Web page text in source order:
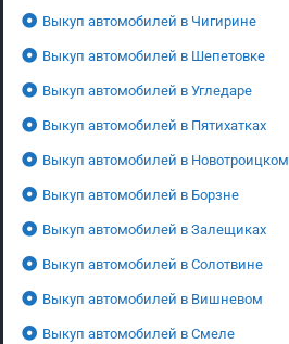
Выкуп автомобилей в Чигирине
Выкуп автомобилей в Шепетовке
Выкуп автомобилей в Угледаре
Выкуп автомобилей в Пятихатках
Выкуп автомобилей в Новотроицком
Выкуп автомобилей в Борзне
Выкуп автомобилей в Залещиках
Выкуп автомобилей в Солотвине
Выкуп автомобилей в Вишневом
Выкуп автомобилей в Смеле